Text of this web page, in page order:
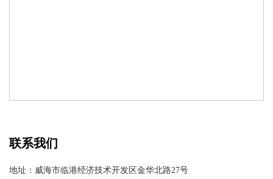
联系我们
地址：威海市临港经济技术开发区金华北路27号